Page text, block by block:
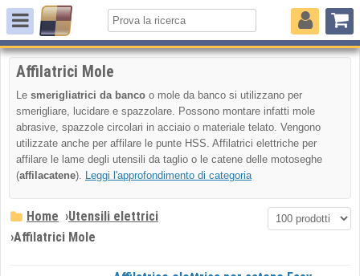
Affilatrici Mole
Le smerigliatrici da banco o mole da banco si utilizzano per
smerigliare, lucidare e spazzolare. Possono montare infatti mole
abrasive, spazzole circolari in acciaio o materiale telato. Vengono
utilizzate anche per affilare le punte HSS. Affilatrici elettriche per
affilare le lame degli utensili da taglio o le catene delle motoseghe
(affilacatene). Leggi l'approfondimento di categoria
Home ›Utensili elettrici
›Affilatrici Mole